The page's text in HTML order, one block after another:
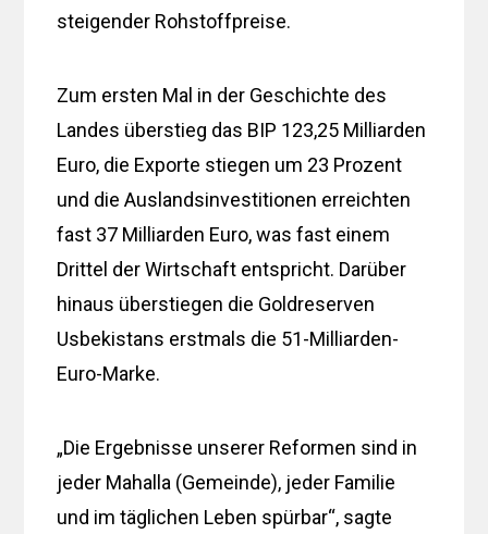
steigender Rohstoffpreise.
Zum ersten Mal in der Geschichte des
Landes überstieg das BIP 123,25 Milliarden
Euro, die Exporte stiegen um 23 Prozent
und die Auslandsinvestitionen erreichten
fast 37 Milliarden Euro, was fast einem
Drittel der Wirtschaft entspricht. Darüber
hinaus überstiegen die Goldreserven
Usbekistans erstmals die 51-Milliarden-
Euro-Marke.
„Die Ergebnisse unserer Reformen sind in
jeder Mahalla (Gemeinde), jeder Familie
und im täglichen Leben spürbar“, sagte